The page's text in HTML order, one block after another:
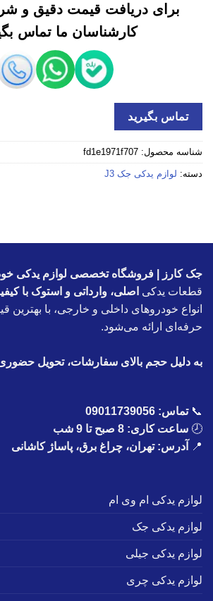
برای دریافت قیمت دقیق و
کارشناسان ما تماس
تماس بگیرید
شناسه محصول: fd1e1971f707
دسته: لوازم یدکی جک J3
جک کارز | فروشگاه تخصصی لوازم یدکی
قطعات یدکی اصلی، وارداتی و استوک با
انواع خودروهای داخلی و خارجی، با بهترین
حرفه‌ای ارائه می‌شود.
به دلیل حجم بالای سفارشات، تحویل حضوری
📞تماس: 09011739056
🕗 ساعت کاری: 8 صبح تا 9 شب
📍
آدرس: تهران، چراغ برق، پاساژ کاشانی
لوازم یدکی ام وی ام
لوازم یدکی جک
لوازم یدکی جیلی
لوازم یدکی چری